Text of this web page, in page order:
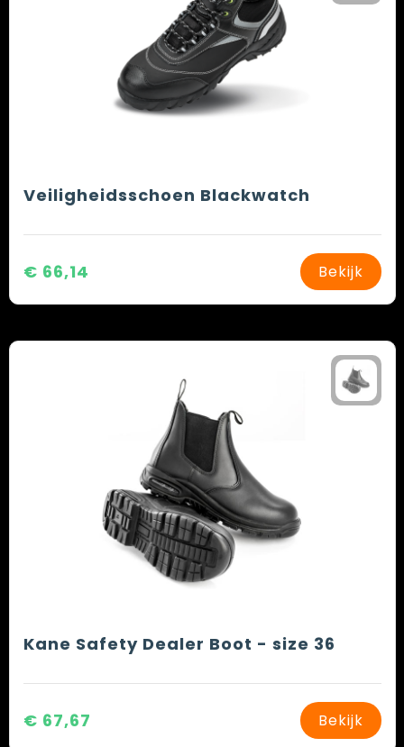
Veiligheidsschoen Blackwatch
€ 66,14 Bekijk
Kane Safety Dealer Boot - size 36
€ 67,67 Bekijk